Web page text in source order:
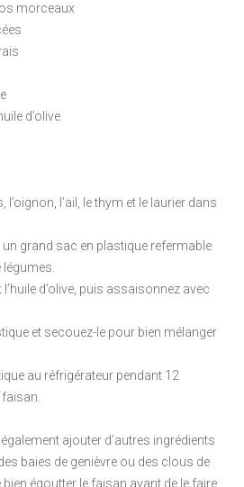
morceaux
d’olive
l’ail, le thym et le laurier dans
grand sac en plastique refermable
d’olive, puis assaisonnez avec
et secouez-le pour bien mélanger
au réfrigérateur pendant 12
ajouter d’autres ingrédients
baies de genièvre ou des clous de
bien égoutter le faisan avant de le faire